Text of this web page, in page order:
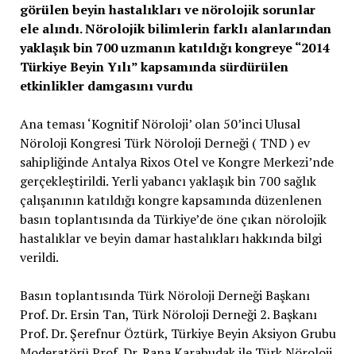
görülen beyin hastalıkları ve nörolojik sorunlar
ele alındı. Nörolojik bilimlerin farklı alanlarından
yaklaşık bin 700 uzmanın katıldığı kongreye “2014
Türkiye Beyin Yılı” kapsamında sürdürülen
etkinlikler damgasını vurdu
Ana teması ‘Kognitif Nöroloji’ olan 50’inci Ulusal
Nöroloji Kongresi Türk Nöroloji Derneği ( TND ) ev
sahipliğinde Antalya Rixos Otel ve Kongre Merkezi’nde
gerçekleştirildi. Yerli yabancı yaklaşık bin 700 sağlık
çalışanının katıldığı kongre kapsamında düzenlenen
basın toplantısında da Türkiye’de öne çıkan nörolojik
hastalıklar ve beyin damar hastalıkları hakkında bilgi
verildi.
Basın toplantısında Türk Nöroloji Derneği Başkanı
Prof. Dr. Ersin Tan, Türk Nöroloji Derneği 2. Başkanı
Prof. Dr. Şerefnur Öztürk, Türkiye Beyin Aksiyon Grubu